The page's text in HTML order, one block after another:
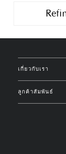
เกี่ยวกับเรา
ลูกค้าสัมพันธ์